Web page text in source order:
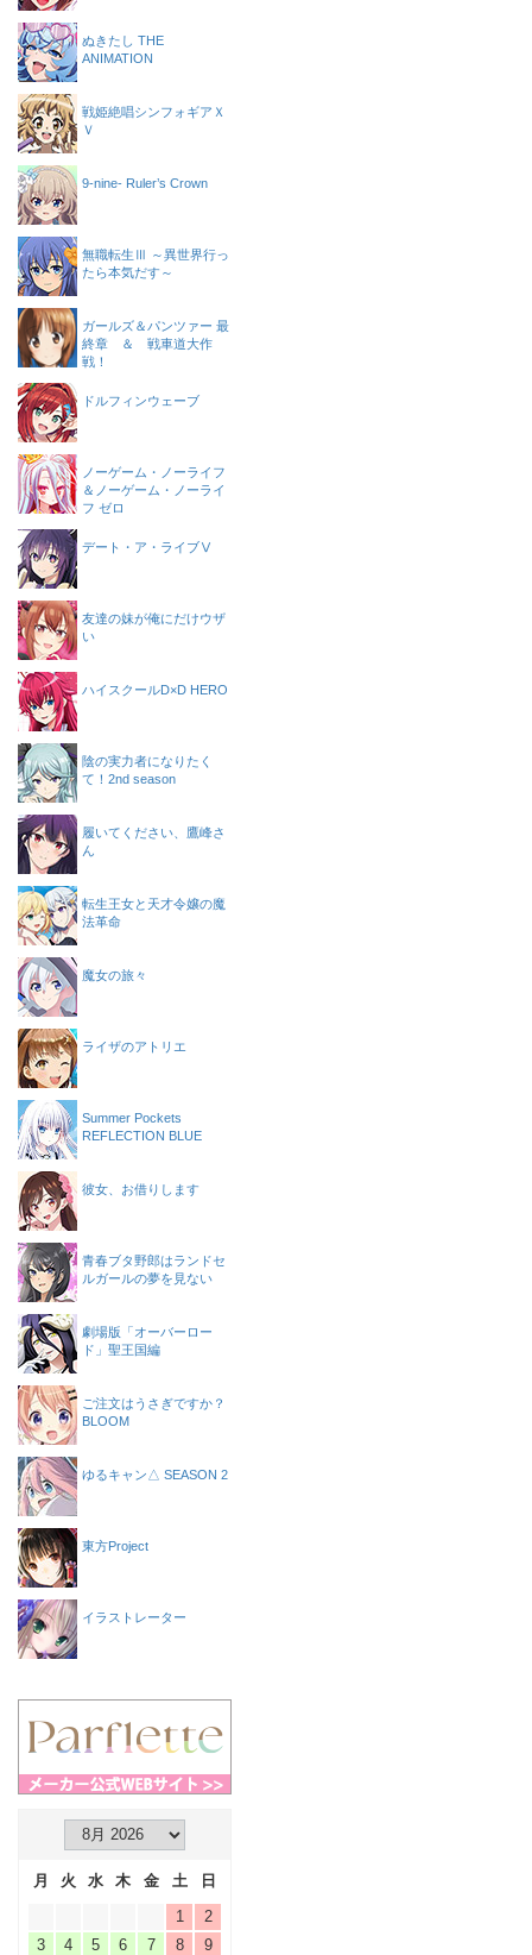
ぬきたし THE
ANIMATION
戦姫絶唱シンフォギアＸ
Ｖ
9-nine- Ruler’s Crown
無職転生Ⅲ ～異世界行っ
たら本気だす～
ガールズ＆パンツァー 最
終章 ＆ 戦車道大作
戦！
ドルフィンウェーブ
ノーゲーム・ノーライフ
＆ノーゲーム・ノーライ
フ ゼロ
デート・ア・ライブⅤ
友達の妹が俺にだけウザ
い
ハイスクールD×D HERO
陰の実力者になりたく
て！2nd season
履いてください、鷹峰さ
ん
転生王女と天才令嬢の魔
法革命
魔女の旅々
ライザのアトリエ
Summer Pockets
REFLECTION BLUE
彼女、お借りします
青春ブタ野郎はランドセ
ルガールの夢を見ない
劇場版「オーバーロー
ド」聖王国編
ご注文はうさぎですか？
BLOOM
ゆるキャン△ SEASON 2
東方Project
イラストレーター
月 火 水 木 金 土
日
1
2
3
4 5 6 7 8
9